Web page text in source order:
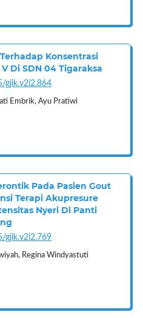
Konsentrasi
Di SDN 04 Tigaraksa
gjik.v2i2.864
Embrik, Ayu Pratiwi
Pada Pasien Gout
Terapi Akupresure
Nyeri Di Panti
gjik.v2i2.769
Regina Windyastuti